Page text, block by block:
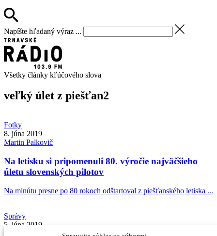
Napíšte hľadaný výraz ...
Všetky články kľúčového slova
veľký úlet z piešťan2
Fotky
8. júna 2019
Martin Palkovič
Na letisku si pripomenuli 80. výročie najväčšieho
úletu slovenských pilotov
Na minútu presne po 80 rokoch odštartoval z piešťanského letiska ...
Správy
5. júna 2019